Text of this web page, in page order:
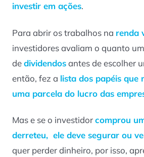
investir em ações.
Para abrir os trabalhos na renda
investidores avaliam o quanto
dedividendosantes de escolher
então, fez a lista dos papéis que
uma parcela do lucro das
Mas e se o investidorcomprou
derreteu, ele deve segurar ou
quer perder dinheiro, por isso,